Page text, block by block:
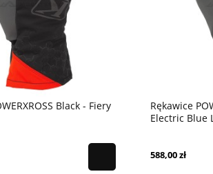
Black - Fiery
Rękawice
Electric Blue
588,00 zł